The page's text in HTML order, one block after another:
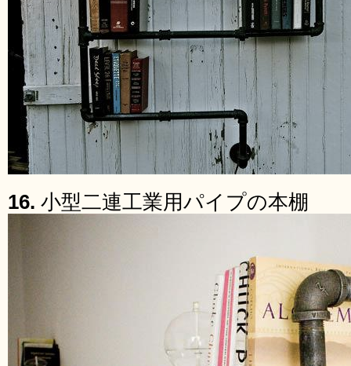
16. 小型二連工業用パイプの本棚